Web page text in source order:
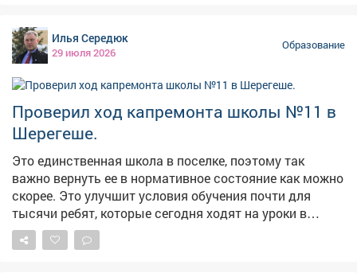
сказано в публикации. В администрации
Таштагольского муниципального округа ответили:
назвать сроки окончания ремонта пока невозможно.
Сейчас только готовятся документы для
проектирования – требуется ремонт фундамента и
перекрытий. Когда проект будет готов, он должен
пройти экспертизу, и лишь после этого станут
понятны объемы работ, необходимое финансирование
и ориентировочные сроки. Напомним, ранее редакция
VSE42.Ru также писала о затянувшемся ремонте
школы в Кемерове.
Илья Середюк
29 июля 2026
Образование
Проверил ход капремонта школы №11 в
Шерегеше.
Это единственная школа в поселке, поэтому так
важно вернуть ее в нормативное состояние как можно
скорее. Это улучшит условия обучения почти для
тысячи ребят, которые сегодня ходят на уроки в
приспособленных помещениях - в том числе на базе
детско-юношеского центра творчества. Объект